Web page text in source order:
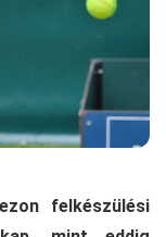
felkészülési